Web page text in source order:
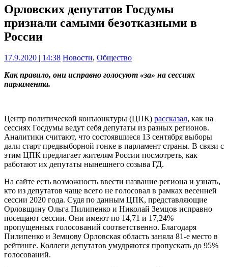
Орловских депутатов Госдумы
признали самыми безотказными в
России
17.9.2020 | 14:38 Новости, Общество
Как правило, они исправно голосуют «за» на сессиях
парламента.
Центр политической конъюнктуры (ЦПК) рассказал, как на
сессиях Госдумы ведут себя депутаты из разных регионов.
Аналитики считают, что состоявшиеся 13 сентября выборы
дали старт предвыборной гонке в парламент страны. В связи с
этим ЦПК предлагает жителям России посмотреть, как
работают их депутаты нынешнего созыва ГД.
На сайте есть возможность ввести название региона и узнать,
кто из депутатов чаще всего не голосовал в рамках весенней
сессии 2020 года. Судя по данным ЦПК, представляющие
Орловщину Ольга Пилипенко и Николай Земцов исправно
посещают сессии. Они имеют по 14,71 и 17,24%
пропущенных голосований соответственно. Благодаря
Пилипенко и Земцову Орловская область заняла 81-е место в
рейтинге. Коллеги депутатов умудряются пропускать до 95%
голосований.